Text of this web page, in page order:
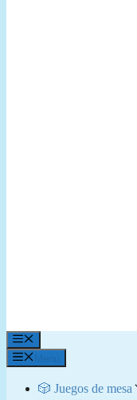
Menú
🎲 Juegos de mesa